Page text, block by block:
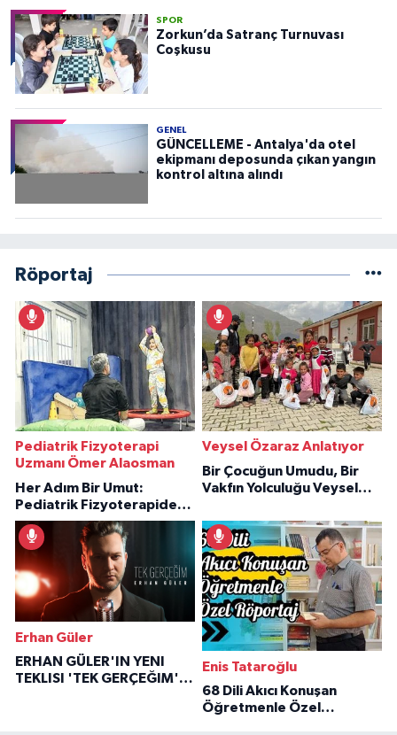
SPOR
Zorkun’da Satranç Turnuvası
Coşkusu
GENEL
GÜNCELLEME - Antalya'da otel
ekipmanı deposunda çıkan yangın
kontrol altına alındı
Röportaj
Pediatrik Fizyoterapi
Uzmanı Ömer Alaosman
Her Adım Bir Umut:
Pediatrik Fizyoterapiden
İlham Veren Hikâyeler
Veysel Özaraz Anlatıyor
Bir Çocuğun Umudu, Bir
Vakfın Yolculuğu Veysel
Erhan Güler
ERHAN GÜLER'IN YENI
TEKLISI 'TEK GERÇEĞIM'LE
Enis Tataroğlu
68 Dili Akıcı Konuşan
Öğretmenle Özel